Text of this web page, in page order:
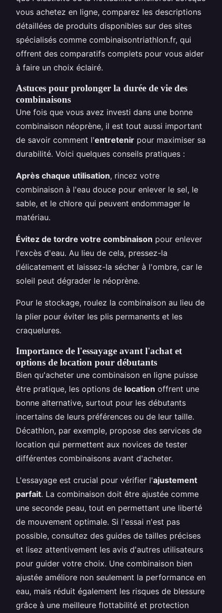
vous achetez en ligne, comparez les descriptions
détaillées de produits disponibles sur des sites
spécialisés comme combinaisontriathlon.fr, qui
offrent des comparatifs complets pour vous aider
à faire un choix éclairé.
Astuces pour prolonger la durée de vie des
combinaisons
Une fois que vous avez investi dans une bonne
combinaison néoprène, il est tout aussi important
de savoir comment l'entretenir pour maximiser sa
durabilité. Voici quelques conseils pratiques :
Après chaque utilisation, rincez votre
combinaison à l'eau douce pour enlever le sel, le
sable, et le chlore qui peuvent endommager le
matériau.
Évitez de tordre votre combinaison pour enlever
l'excès d'eau. Au lieu de cela, pressez-la
délicatement et laissez-la sécher à l'ombre, car le
soleil peut dégrader le néoprène.
Pour le stockage, roulez la combinaison au lieu de
la plier pour éviter les plis permanents et les
craquelures.
Importance de l'essayage avant l'achat et
options de location pour débutants
Bien qu'acheter une combinaison en ligne puisse
être pratique, les options de location offrent une
bonne alternative, surtout pour les débutants
incertains de leurs préférences ou de leur taille.
Décathlon, par exemple, propose des services de
location qui permettent aux novices de tester
différentes combinaisons avant d'acheter.
L'essayage est crucial pour vérifier l'ajustement
parfait. La combinaison doit être ajustée comme
une seconde peau, tout en permettant une liberté
de mouvement optimale. Si l'essai n'est pas
possible, consultez des guides de tailles précises
et lisez attentivement les avis d'autres utilisateurs
pour guider votre choix. Une combinaison bien
ajustée améliore non seulement la performance en
eau, mais réduit également les risques de blessure
grâce à une meilleure flottabilité et protection